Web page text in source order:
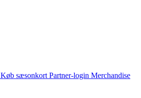
Køb sæsonkort Partner-login Merchandise